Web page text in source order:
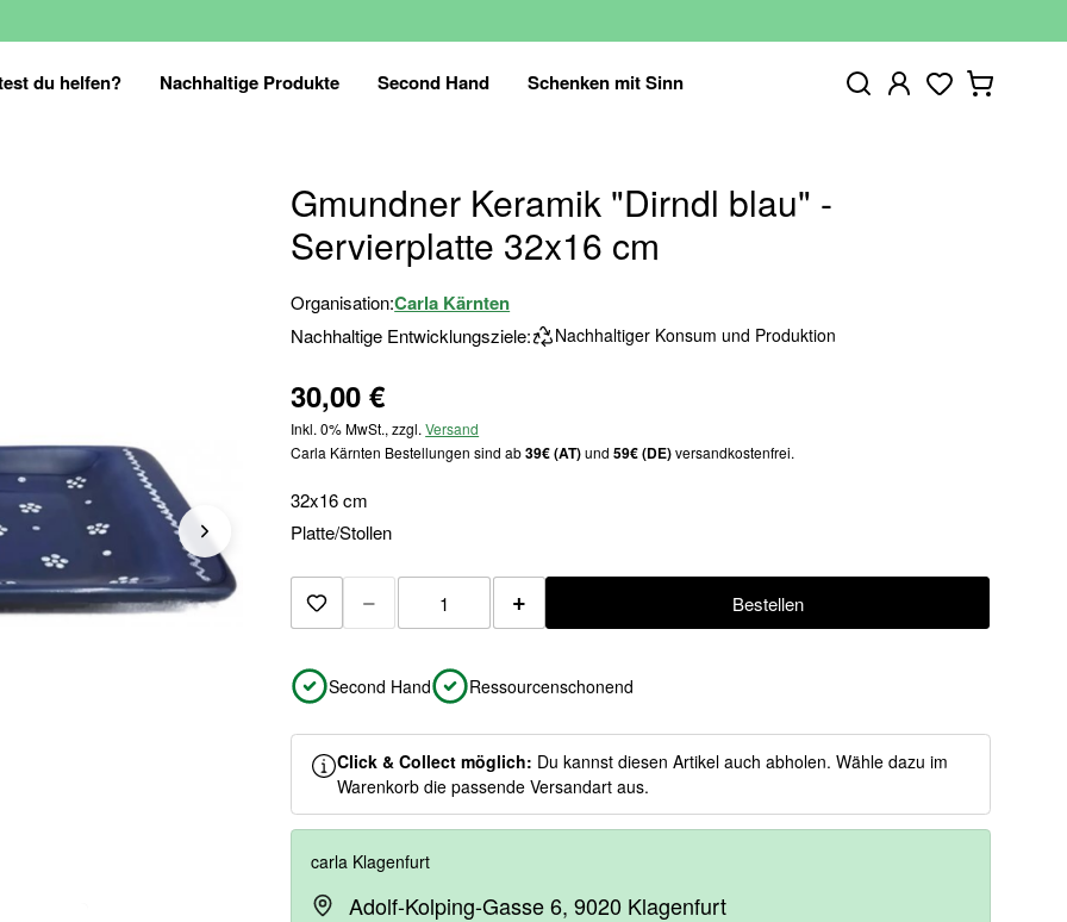
du helfen? Nachhaltige Produkte Second Hand Schenken mit Sinn
Gmundner Keramik "Dirndl blau" -
Servierplatte 32x16 cm
Organisation:Carla Kärnten
Nachhaltige Entwicklungsziele: Nachhaltiger Konsum und Produktion
30,00 €
Inkl. 0% MwSt., zzgl.Versand
Carla Kärnten Bestellungen sind ab39€ (AT)und59€ (DE)versandkostenfrei.
32x16 cm
Platte/Stollen
Zur Merkliste hinzufügen
− + Bestellen
Second Hand Ressourcenschonend
Click & Collect möglich: Du kannst diesen Artikel auch abholen. Wähle dazu im
Warenkorb die passende Versandart aus.
carla Klagenfurt
Adolf-Kolping-Gasse 6, 9020 Klagenfurt